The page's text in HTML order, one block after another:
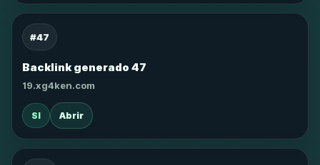
#47
Backlink generado 47
19.xg4ken.com
SI Abrir